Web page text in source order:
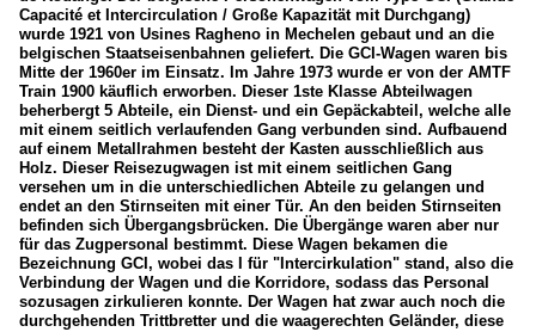
Capacité et Intercirculation / Große Kapazität mit Durchgang)
wurde 1921 von Usines Ragheno in Mechelen gebaut und an die
belgischen Staatseisenbahnen geliefert. Die GCI-Wagen waren bis
Mitte der 1960er im Einsatz. Im Jahre 1973 wurde er von der AMTF
Train 1900 käuflich erworben. Dieser 1ste Klasse Abteilwagen
beherbergt 5 Abteile, ein Dienst- und ein Gepäckabteil, welche alle
mit einem seitlich verlaufenden Gang verbunden sind. Aufbauend
auf einem Metallrahmen besteht der Kasten ausschließlich aus
Holz. Dieser Reisezugwagen ist mit einem seitlichen Gang
versehen um in die unterschiedlichen Abteile zu gelangen und
endet an den Stirnseiten mit einer Tür. An den beiden Stirnseiten
befinden sich Übergangsbrücken. Die Übergänge waren aber nur
für das Zugpersonal bestimmt. Diese Wagen bekamen die
Bezeichnung GCI, wobei das I für "Intercirkulation" stand, also die
Verbindung der Wagen und die Korridore, sodass das Personal
sozusagen zirkulieren konnte. Der Wagen hat zwar auch noch die
durchgehenden Trittbretter und die waagerechten Geländer, diese